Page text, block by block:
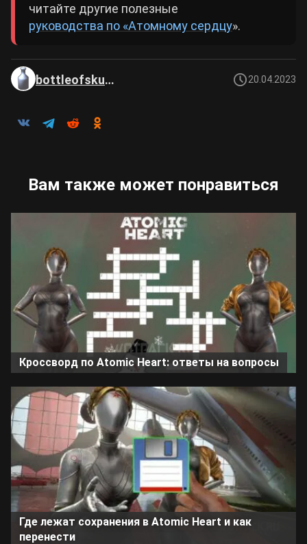
читайте другие полезные
руководства по «Атомному сердцу».
bottleofskuma 20.04.2023
Вам также может понравиться
Кроссворд по Atomic Heart: ответы на вопросы
Где лежат сохранения в Atomic Heart и как
перенести